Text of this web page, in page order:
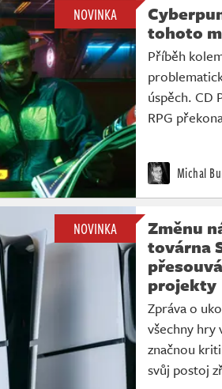
NOVINKA
tohoto
Příběh
úspěch. CD
RPG
Michal
NOVINKA
Změnu
továrna
projekty
Zpráva o
všechny hry
značnou
svůj postoj